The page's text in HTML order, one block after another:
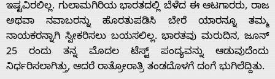
ಇಷ್ಟವಿರಲಿಲ್ಲ. ಗುಲಾಮಗಿರಿಯ ಭಾರತದಲ್ಲಿ ಬೆಳೆದ ಈ ಆಟಗಾರರು, ರಾಜ
ಅಥವಾ ನವಾಬರನ್ನು ಹೊರತುಪಡಿಸಿ ಬೇರೆ ಯಾರನ್ನೂ ತಮ್ಮ
ನಾಯಕರನ್ನಾಗಿ ಸ್ವೀಕರಿಸಲು ಬಯಸಲಿಲ್ಲ. ಭಾರತವು ಮರುದಿನ, ಜೂನ್
25 ರಂದು ತನ್ನ ಮೊದಲ ಟೆಸ್ಟ್ ಪಂದ್ಯವನ್ನು ಆಡುವುದೆಂದು
ನಿರ್ಧರಿಸಲಾಗಿತ್ತು, ಆದರೆ ರಾತ್ರೋರಾತ್ರಿ ತಂಡದೊಳಗೆ ದಂಗೆ ಭುಗಿಲೆದ್ದಿತು.